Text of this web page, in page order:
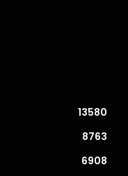
13580
8763
6908